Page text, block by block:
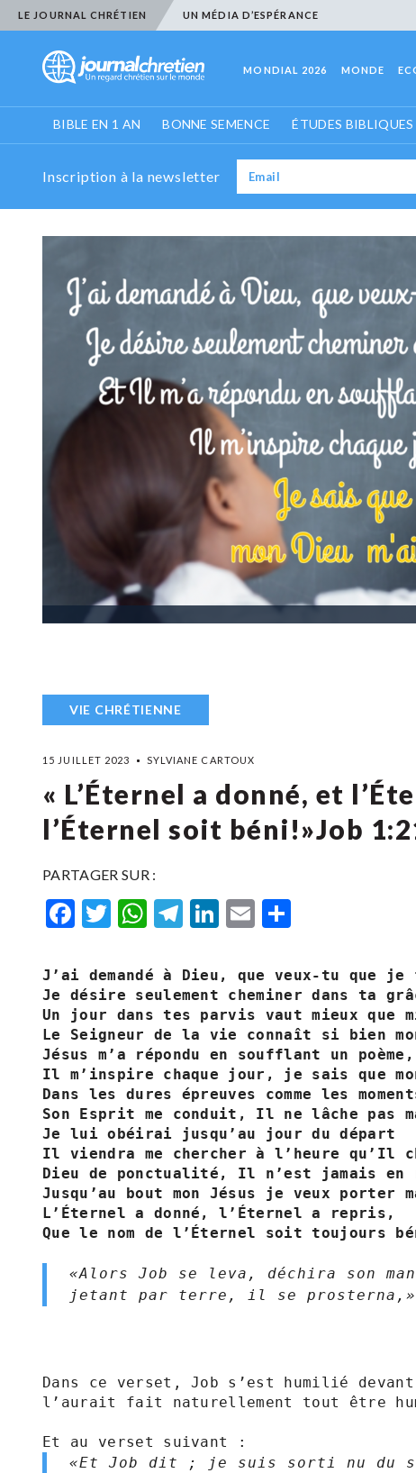
LE JOURNAL CHRÉTIEN UN MÉDIA D’ESPÉRANCE
MONDIAL 2026 MONDE
BIBLE EN 1 AN BONNE SEMENCE ÉTUDES BIBLIQUES
Inscription à la newsletter
VIE CHRÉTIENNE
15 JUILLET 2023 SYLVIANE CARTOUX
« L’Éternel a donné, et
l’Éternel soit béni!»Job‬
PARTAGER SUR :
Facebook
Twitter
WhatsApp
Telegram
LinkedIn
Email
J’ai demandé à Dieu, que veux-tu que je
Je désire seulement cheminer dans ta
Un jour dans tes parvis vaut mieux
Le Seigneur de la vie connaît si bien
Jésus m’a répondu en soufflant un poème,
Il m’inspire chaque jour, je sais que mon
Dans les dures épreuves comme les
Son Esprit me conduit, Il ne lâche pas
Je lui obéirai jusqu’au jour du départ
Il viendra me chercher à l’heure qu’Il
Dieu de ponctualité, Il n’est jamais en
Jusqu’au bout mon Jésus je veux porter
L’Éternel a donné, l’Éternel a repris,
Que le nom de l’Éternel soit toujours
«Alors Job se leva, déchira son
jetant par terre, il se prosterna,»
Dans ce verset, Job s’est humilié
l’aurait fait naturellement tout être
«Et Job dit ; je suis sorti nu du